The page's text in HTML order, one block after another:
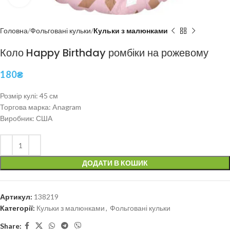
Головна Фольговані кульки Кульки з малюнками
Коло Happy Birthday ромбіки на рожевому
180₴
Розмір кулі: 45 см
Торгова марка: Anagram
Виробник: США
ДОДАТИ В КОШИК
Артикул: 138219
Категорії: Кульки з малюнками, Фольговані кульки
Share: